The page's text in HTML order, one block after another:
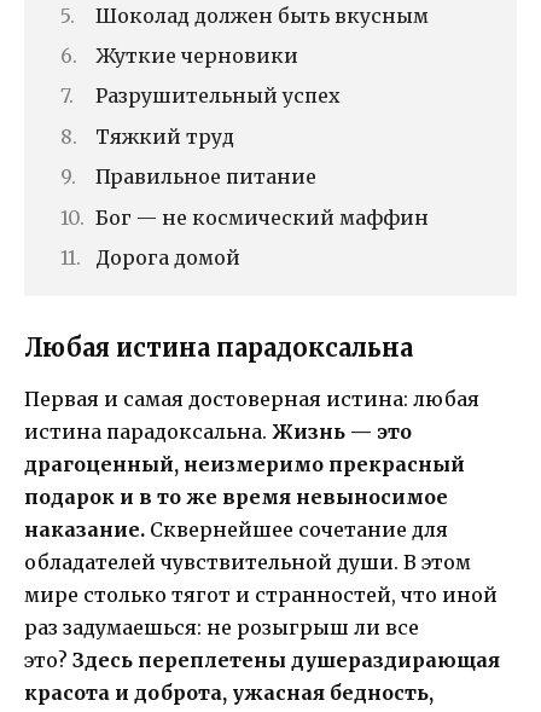
Шоколад должен быть вкусным
Жуткие черновики
Разрушительный успех
Тяжкий труд
Правильное питание
Бог — не космический маффин
Дорога домой
Любая истина парадоксальна
Первая и самая достоверная истина: любая
истина парадоксальна. Жизнь — это
драгоценный, неизмеримо прекрасный
подарок и в то же время невыносимое
наказание. Сквернейшее сочетание для
обладателей чувствительной души. В этом
мире столько тягот и странностей, что иной
раз задумаешься: не розыгрыш ли все
это? Здесь переплетены душераздирающая
красота и доброта, ужасная бедность,